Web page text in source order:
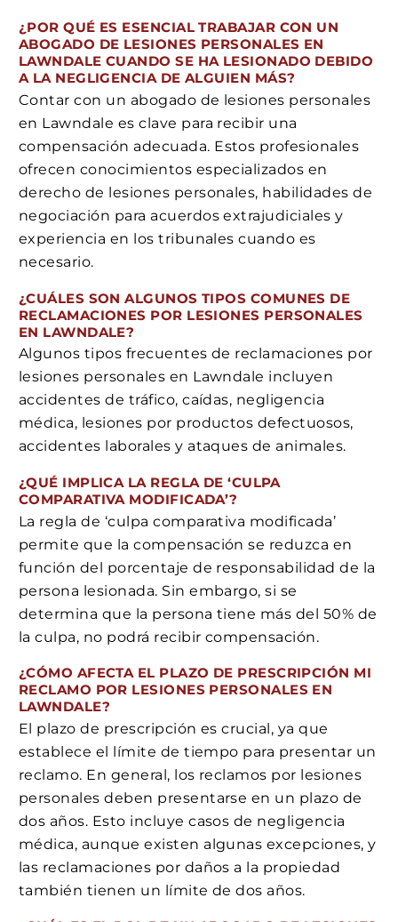
¿POR QUÉ ES ESENCIAL TRABAJAR CON UN
ABOGADO DE LESIONES PERSONALES EN
LAWNDALE CUANDO SE HA LESIONADO DEBIDO
A LA NEGLIGENCIA DE ALGUIEN MÁS?
Contar con un abogado de lesiones personales
en Lawndale es clave para recibir una
compensación adecuada. Estos profesionales
ofrecen conocimientos especializados en
derecho de lesiones personales, habilidades de
negociación para acuerdos extrajudiciales y
experiencia en los tribunales cuando es
necesario.
¿CUÁLES SON ALGUNOS TIPOS COMUNES DE
RECLAMACIONES POR LESIONES PERSONALES
EN LAWNDALE?
Algunos tipos frecuentes de reclamaciones por
lesiones personales en Lawndale incluyen
accidentes de tráfico, caídas, negligencia
médica, lesiones por productos defectuosos,
accidentes laborales y ataques de animales.
¿QUÉ IMPLICA LA REGLA DE ‘CULPA
COMPARATIVA MODIFICADA’?
La regla de ‘culpa comparativa modificada’
permite que la compensación se reduzca en
función del porcentaje de responsabilidad de la
persona lesionada. Sin embargo, si se
determina que la persona tiene más del 50% de
la culpa, no podrá recibir compensación.
¿CÓMO AFECTA EL PLAZO DE PRESCRIPCIÓN MI
RECLAMO POR LESIONES PERSONALES EN
LAWNDALE?
El plazo de prescripción es crucial, ya que
establece el límite de tiempo para presentar un
reclamo. En general, los reclamos por lesiones
personales deben presentarse en un plazo de
dos años. Esto incluye casos de negligencia
médica, aunque existen algunas excepciones, y
las reclamaciones por daños a la propiedad
también tienen un límite de dos años.